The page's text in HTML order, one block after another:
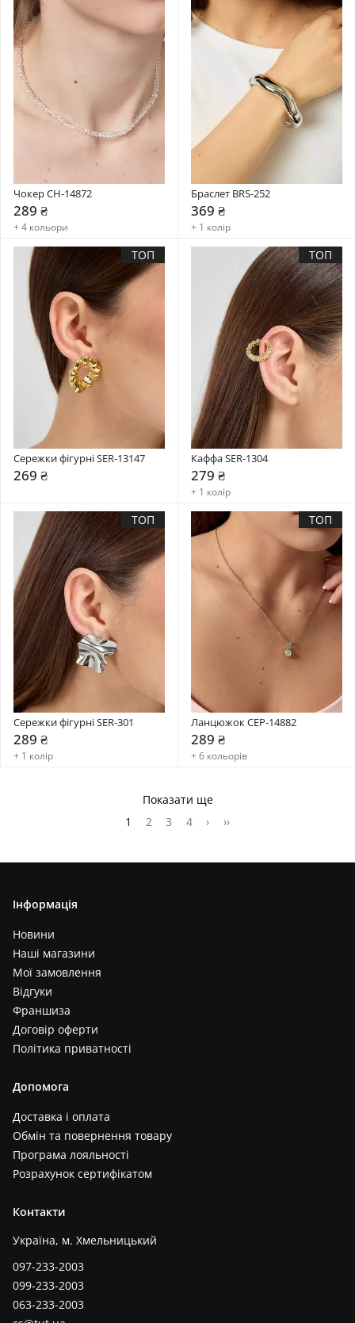
Чокер CH-14872
289 ₴
+ 4 кольори
Браслет BRS-252
369 ₴
+ 1 колір
ТОП
Сережки фігурні SER-13147
269 ₴
ТОП
Каффа SER-1304
279 ₴
+ 1 колір
ТОП
Сережки фігурні SER-301
289 ₴
+ 1 колір
ТОП
Ланцюжок CEP-14882
289 ₴
+ 6 кольорів
Показати ще
1
2 3 4 › ››
Інформація
Новини
Наші магазини
Мої замовлення
Відгуки
Франшиза
Договір оферти
Політика приватності
Допомога
Доставка і оплата
Обмін та повернення товару
Програма лояльності
Розрахунок сертифікатом
Контакти
Україна, м. Хмельницький
097-233-2003
099-233-2003
063-233-2003